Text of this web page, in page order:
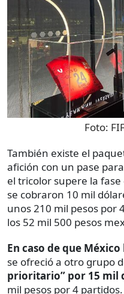
Foto:
También existe el
afición con un pase
el tricolor supere la
se cobraron 10 mil
unos 210 mil pesos por
los 52 mil 500 pesos
En caso de que
se ofreció a otro grupo
prioritario” por 15 mil
mil pesos por 4 partidos.